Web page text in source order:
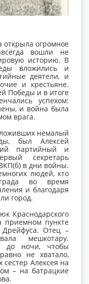
огромное
вошли не
историю. В
вложились и
деятели, и
и крестьяне.
Победы и в итоге
успехом:
и война была
врага.
немалый
был Алексей
партийный и
секретарь
в дни войны.
людей, кто
во время
и благодаря
город.
Краснодарского
приемном пункте
Отец –
мешкотару.
до ночи, чтобы
не хватало,
Алексея на
– на батрацкие